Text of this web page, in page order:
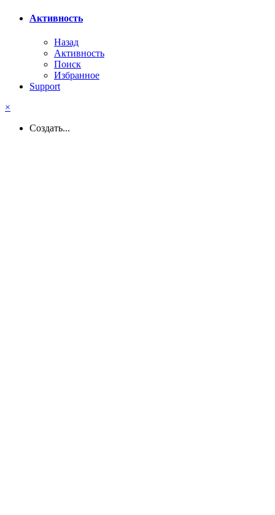
Активность
Назад
Активность
Поиск
Избранное
Support
×
Создать...